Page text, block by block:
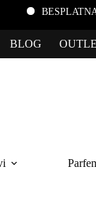
BESPLATNA
BLOG